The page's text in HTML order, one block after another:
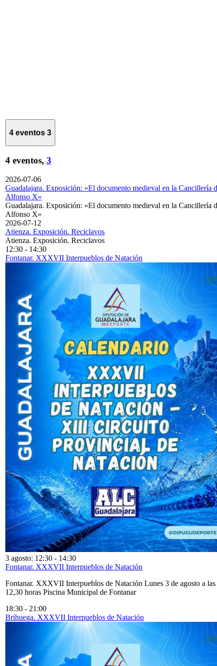
4 eventos 3
4 eventos, 3
2026-07-06
Guadalajara. Exposición: «El documento medieval en la Cancillería
Alfonso X»
Guadalajara. Exposición: «El documento medieval en la Cancillería
Alfonso X»
2026-07-12
Atienza. Exposición. Reciclavos
Atienza. Exposición. Reciclavos
12:30 - 14:30
Fontanar. XXXVII Interpueblos de Natación
3 agosto: 12:30 - 14:30
Fontanar. XXXVII Interpueblos de Natación
Fontanar. XXXVII Interpueblos de Natación Lunes 3 de agosto a las
12,30 horas Piscina Municipal de Fontanar
18:30 - 21:00
Brihuega. XXXVII Interpueblos de Natación